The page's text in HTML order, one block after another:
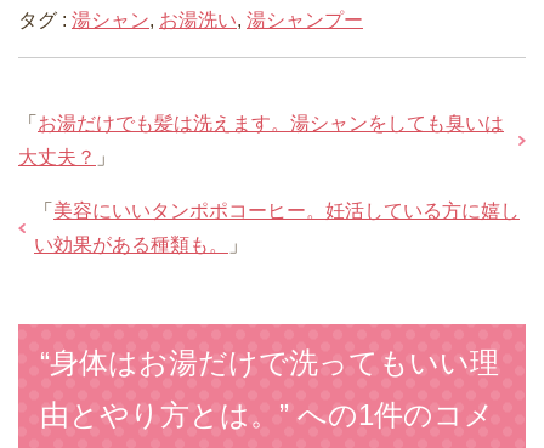
タグ : 湯シャン, お湯洗い, 湯シャンプー
「 お湯だけでも髪は洗えます。湯シャンをしても臭いは
大丈夫？ 」
「 美容にいいタンポポコーヒー。妊活している方に嬉し
い効果がある種類も。
」
“身体はお湯だけで洗ってもいい理
由とやり方とは。” への1件のコメ